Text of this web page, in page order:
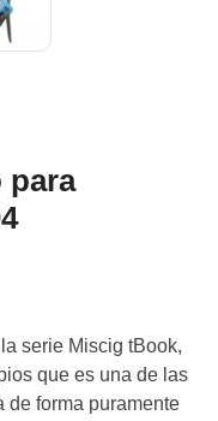
para
serie Miscig tBook,
que es una de las
de forma puramente